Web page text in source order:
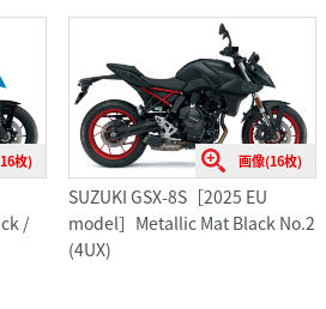
枚)
/
画像(16枚)
SUZUKI GSX-8S［2025 EU
model］Metallic Mat Black No.2
(4UX)